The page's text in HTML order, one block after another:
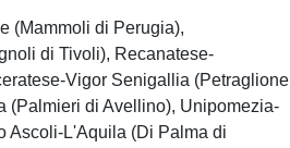
(Mammoli di Perugia),
di Tivoli), Recanatese-
Vigor Senigallia (Petraglione
(Palmieri di Avellino), Unipomezia-
Ascoli-L'Aquila (Di Palma di